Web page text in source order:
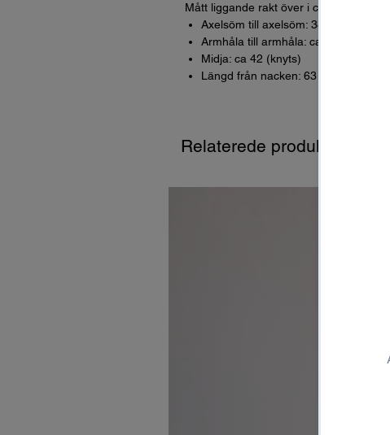
Mått liggande rakt över i cm (dvs *2 för
Axelsöm till axelsöm: 38
Armhåla till armhåla: ca 46
Midja: ca 42 (knyts)
Längd från nacken: 63
Relaterede produkter